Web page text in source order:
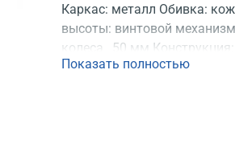
Каркас: металл Обивка:
высоты: винтовой
колеса _50 мм
шт. Регистрационное
Показать полностью